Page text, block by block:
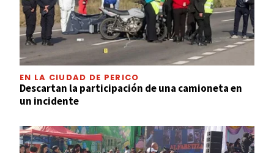
EN LA CIUDAD DE PERICO
Descartan la participación de una camioneta en
un incidente